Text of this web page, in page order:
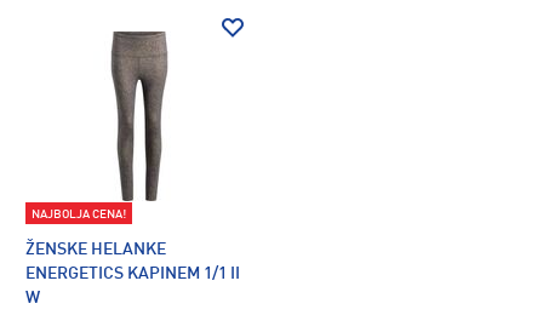
ŽENSKE HELANKE
ENERGETICS KAPINEM 1/1 II
W
NAJBOLJA CENA!